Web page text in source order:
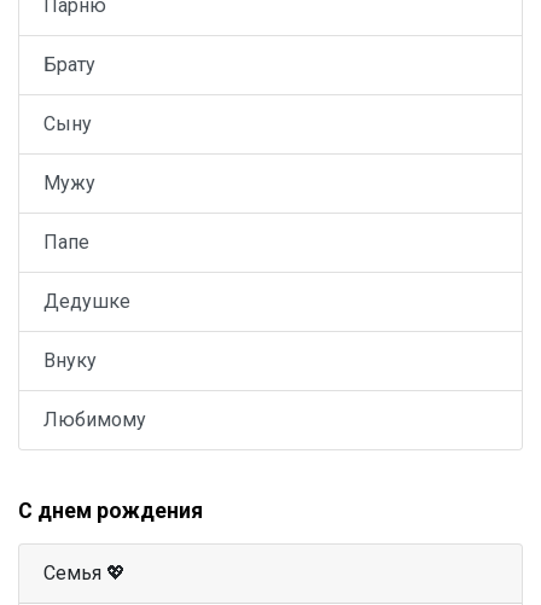
Парню
Брату
Сыну
Мужу
Папе
Дедушке
Внуку
Любимому
С днем рождения
Семья 💖